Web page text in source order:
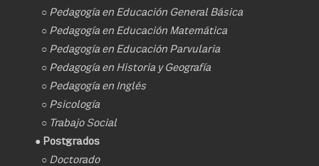
○ Pedagogía en Educación General Básica
○ Pedagogía en Educación Matemática
○ Pedagogía en Educación Parvularia
○ Pedagogía en Historia y Geografía
○ Pedagogía en Inglés
○ Psicología
○ Trabajo Social
● Postgrados
○ Doctorado